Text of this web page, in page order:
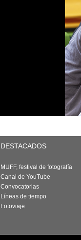
DESTACADOS
MUFF, festival de fotografía
Canal de YouTube
Convocatorias
Líneas de tiempo
Fotoviaje